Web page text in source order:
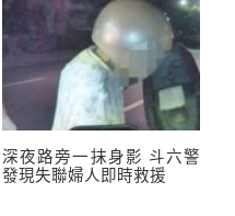
深夜路旁一抹身影 斗六警
發現失聯婦人即時救援